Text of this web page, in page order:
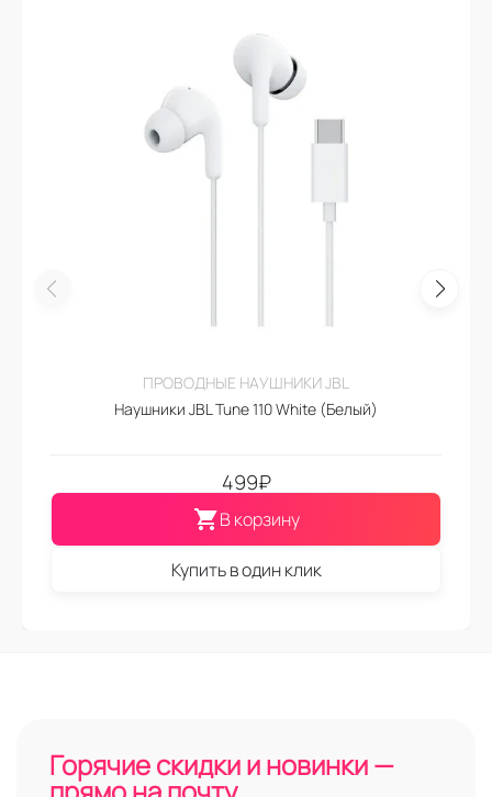
ПРОВОДНЫЕ НАУШНИКИ JBL
Наушники JBL Tune 110 White (Белый)
499₽
В корзину
Купить в один клик
Горячие скидки и новинки —